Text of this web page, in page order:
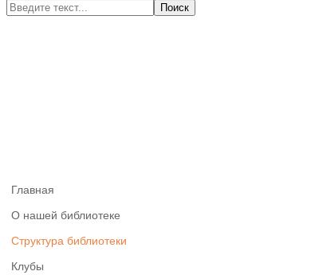
Поиск
Главная
О нашей библиотеке
Структура библиотеки
Клубы